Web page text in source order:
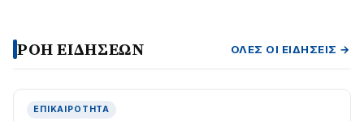
ΡΟΗ ΕΙΔΗΣΕΩΝ ΌΛΕΣ ΟΙ ΕΙΔΉΣΕΙΣ →
ΕΠΙΚΑΙΡΌΤΗΤΑ